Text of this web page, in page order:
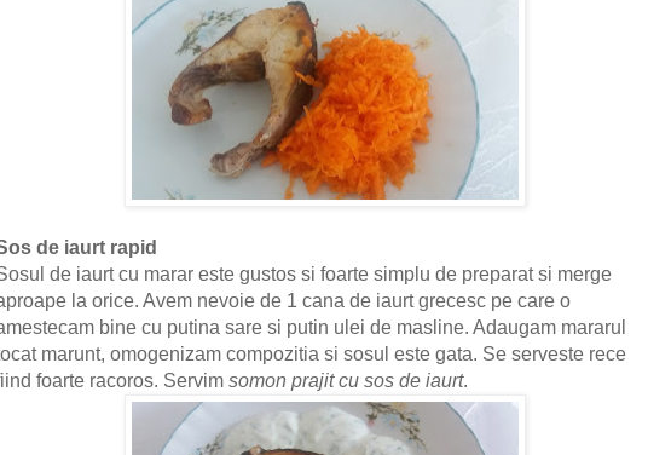
de iaurt rapid
de iaurt cu marar este gustos si foarte simplu de preparat si merge
la orice. Avem nevoie de 1 cana de iaurt grecesc pe care o
bine cu putina sare si putin ulei de masline. Adaugam mararul
marunt, omogenizam compozitia si sosul este gata. Se serveste rece
foarte racoros. Servim somon prajit cu sos de iaurt.